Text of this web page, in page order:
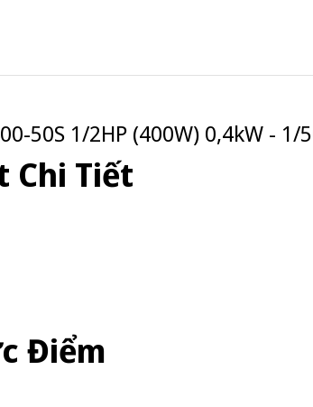
50S 1/2HP (400W) 0,4kW - 1/
Chi Tiết
Điểm